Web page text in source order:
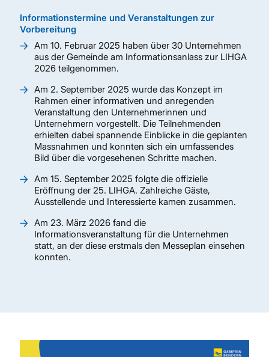
Informationstermine und Veranstaltungen zur
Vorbereitung
Am 10. Februar 2025 haben über 30 Unternehmen
aus der Gemeinde am Informationsanlass zur LIHGA
2026 teilgenommen.
Am 2. September 2025 wurde das Konzept im
Rahmen einer informativen und anregenden
Veranstaltung den Unternehmerinnen und
Unternehmern vorgestellt. Die Teilnehmenden
erhielten dabei spannende Einblicke in die geplanten
Massnahmen und konnten sich ein umfassendes
Bild über die vorgesehenen Schritte machen.
Am 15. September 2025 folgte die offizielle
Eröffnung der 25. LIHGA. Zahlreiche Gäste,
Ausstellende und Interessierte kamen zusammen.
Am 23. März 2026 fand die
Informationsveranstaltung für die Unternehmen
statt, an der diese erstmals den Messeplan einsehen
konnten.